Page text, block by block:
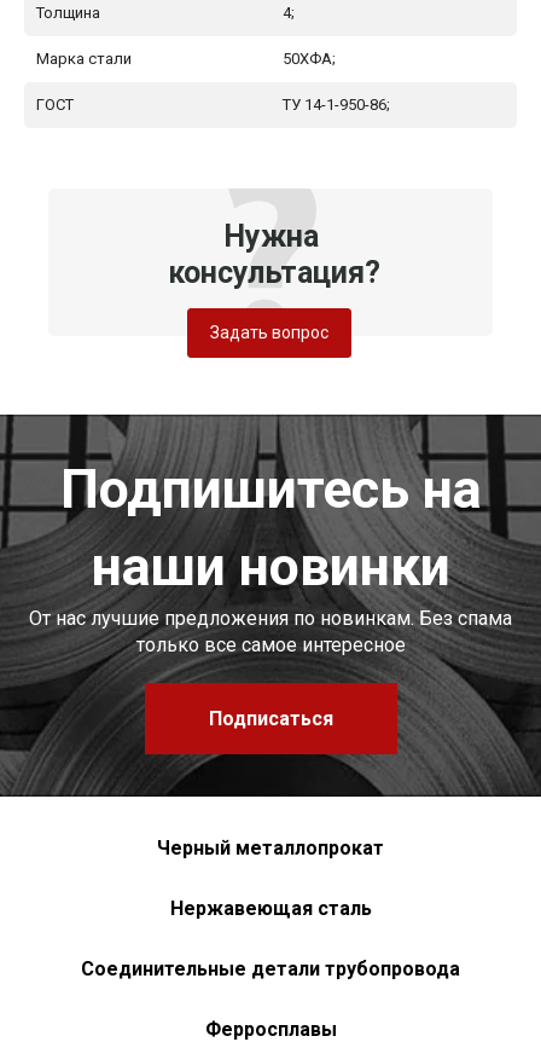
Толщина 4;
Марка стали 50ХФА;
ГОСТ ТУ 14-1-950-86;
Нужна
консультация?
Задать вопрос
Подпишитесь на
наши новинки
От нас лучшие предложения по новинкам. Без спама
только все самое интересное
Подписаться
Черный металлопрокат
Нержавеющая сталь
Соединительные детали трубопровода
Ферросплавы